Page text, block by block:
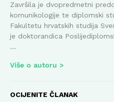
Završila je dvopredmetni
komunikologije te diplomski
Fakultetu hrvatskih studija
je doktorandica
...
Više o autoru
OCIJENITE ČLANAK